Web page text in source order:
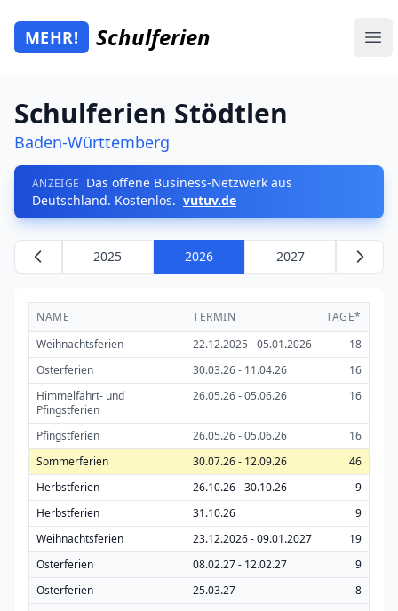
Zum Hauptinhalt springen
Mehr Schulferien
MEHR! Schulferien
Schulferien Stödtlen
Baden-Württemberg
ANZEIGE Das offene Business-Netzwerk aus
Deutschland. Kostenlos. vutuv.de
2025 2026 2027
NAME TERMIN
TAGE*
Weihnachtsferien
22.12.2025 - 05.01.2026
18
Osterferien
30.03.26 - 11.04.26
16
Himmelfahrt- und
Pfingstferien
26.05.26 - 05.06.26 16
Pfingstferien 26.05.26 - 05.06.26
16
Sommerferien
30.07.26 - 12.09.26
46
Herbstferien
26.10.26 - 30.10.26
9
Herbstferien
31.10.26
9
Weihnachtsferien
23.12.2026 - 09.01.2027
19
Osterferien
08.02.27 - 12.02.27
9
Osterferien
25.03.27
8